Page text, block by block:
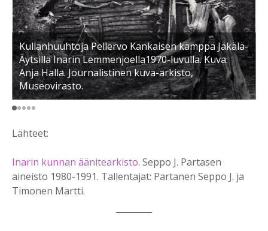
Kullanhuuhtoja Pellervo Kankaisen kämppä Jäkälä-
Äytsillä Inarin Lemmenjoella1970-luvulla. Kuva:
Anja Halla. Journalistinen kuva-arkisto,
Museovirasto.
Lähteet:
Inarin kunnan äänitearkisto. Seppo J. Partasen
aineisto 1980-1991. Tallentajat: Partanen Seppo J. ja
Timonen Martti.